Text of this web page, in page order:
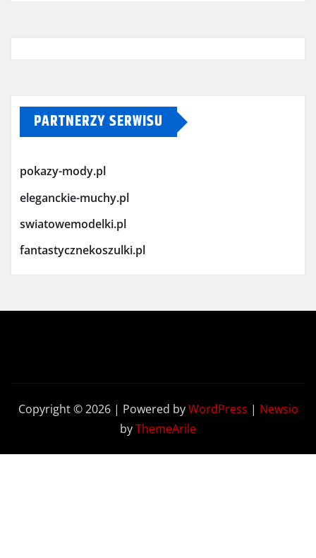
PARTNERZY SERWISU
pokazy-mody.pl
eleganckie-muchy.pl
swiatowemodelki.pl
fantastycznekoszulki.pl
Copyright © 2026 | Powered byWordPress | Newsio
byThemeArile